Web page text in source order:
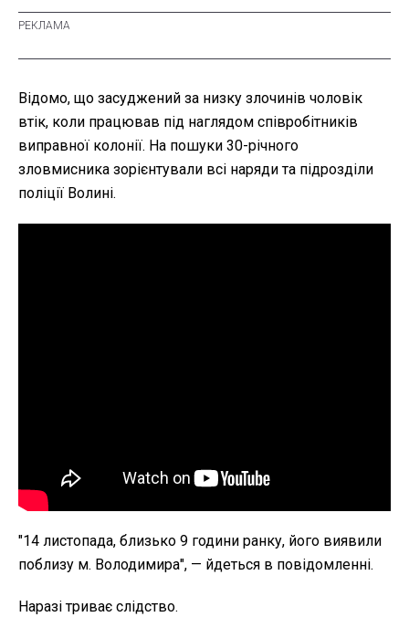
Відомо, що засуджений за низку злочинів чоловік
втік, коли працював під наглядом співробітників
виправної колонії. На пошуки 30-річного
зловмисника зорієнтували всі наряди та підрозділи
поліції Волині.
"14 листопада, близько 9 години ранку, його виявили
поблизу м. Володимира", — йдеться в повідомленні.
Наразі триває слідство.